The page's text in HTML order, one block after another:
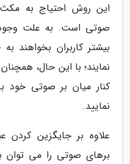
این روش احتیاج به
صوتی است. به علت وجود
بیشتر کاربران بخواهند
کنار میان بر صوتی خود
نمایید.
علاوه بر جایگزین کردن
برهای صوتی را می توان